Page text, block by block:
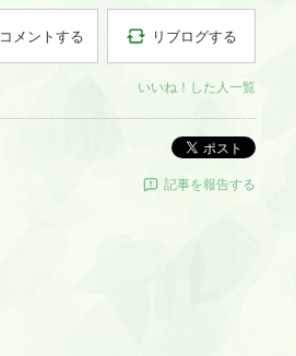
コメントする リブログする
いいね！した人一覧
ポスト
記事を報告する